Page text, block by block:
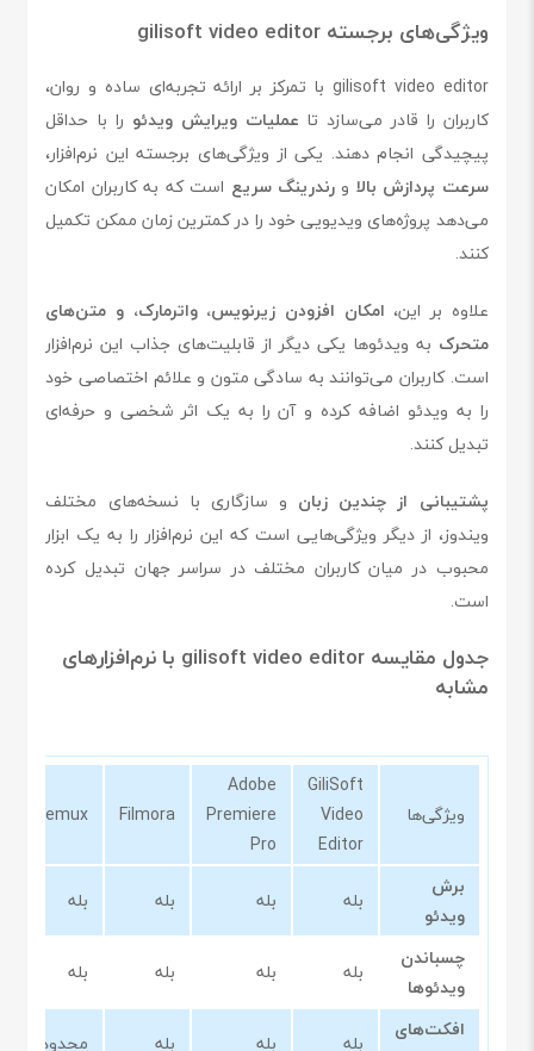
ویژگی‌های برجسته gilisoft video editor
gilisoft video editor با تمرکز بر ارائه تجربه‌ای ساده و روان،
کاربران را قادر می‌سازد تا عملیات ویرایش ویدئو را با حداقل
پیچیدگی انجام دهند. یکی از ویژگی‌های برجسته این نرم‌افزار،
سرعت پردازش بالا ورندرینگ سریع است که به کاربران امکان
می‌دهد پروژه‌های ویدیویی خود را در کمترین زمان ممکن تکمیل
کنند.
علاوه بر این، امکان افزودن زیرنویس، واترمارک، و متن‌های
متحرک به ویدئوها یکی دیگر از قابلیت‌های جذاب این نرم‌افزار
است. کاربران می‌توانند به سادگی متون و علائم اختصاصی خود
را به ویدئو اضافه کرده و آن را به یک اثر شخصی و حرفه‌ای
تبدیل کنند.
پشتیبانی از چندین زبان و سازگاری با نسخه‌های مختلف
ویندوز، از دیگر ویژگی‌هایی است که این نرم‌افزار را به یک ابزار
محبوب در میان کاربران مختلف در سراسر جهان تبدیل کرده
است.
جدول مقایسه gilisoft video editor با نرم‌افزارهای
مشابه
ویژگی‌ها
GiliSoft
Video
Editor
Adobe
Premiere
Pro
Filmora
Avidemux
برش
ویدئو
بله بله بله
بله
چسباندن
ویدئوها
بله بله بله
بله
افکت‌های
بله بله بله محدود